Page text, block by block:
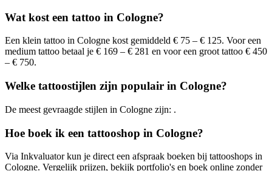
Wat kost een tattoo in Cologne?
Een klein tattoo in Cologne kost gemiddeld € 75 – € 125. Voor een
medium tattoo betaal je € 169 – € 281 en voor een groot tattoo € 450
– € 750.
Welke tattoostijlen zijn populair in Cologne?
De meest gevraagde stijlen in Cologne zijn: .
Hoe boek ik een tattooshop in Cologne?
Via Inkvaluator kun je direct een afspraak boeken bij tattooshops in
Cologne. Vergelijk prijzen, bekijk portfolio's en boek online zonder